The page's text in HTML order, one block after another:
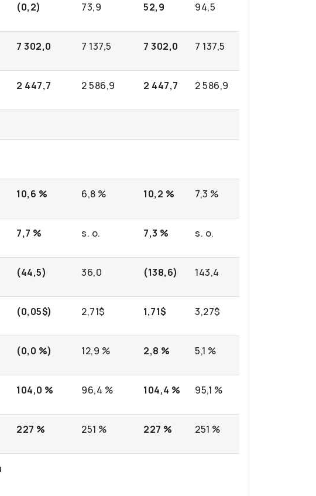
(0,2) 73,9 52,9 94,5
7 302,0 7 137,5 7 302,0 7 137,5
2 447,7 2 586,9 2 447,7 2 586,9
10,6 % 6,8 % 10,2 % 7,3 %
7,7 % s. o. 7,3 % s. o.
(44,5) 36,0 (138,6) 143,4
(0,05$) 2,71$ 1,71$ 3,27$
(0,0 %) 12,9 % 2,8 % 5,1 %
104,0 % 96,4 % 104,4 % 95,1 %
227 % 251 % 227 % 251 %